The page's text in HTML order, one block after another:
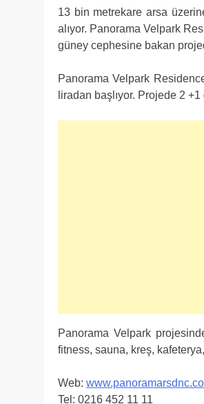
13 bin metrekare arsa
alıyor. Panorama Velpark
güney cephesine bakan
Panorama Velpark
liradan başlıyor. Projede 2
Panorama Velpark
fitness, sauna, kreş,
Web:
Tel: 0216 452 11 11